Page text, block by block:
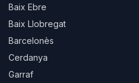
Baix Ebre
Baix Llobregat
Barcelonès
Cerdanya
Garraf